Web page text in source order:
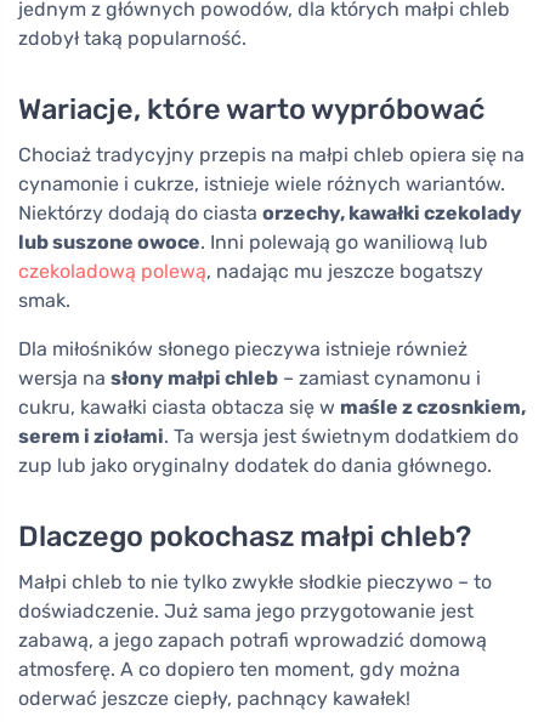
jednym z głównych powodów, dla których małpi chleb
zdobył taką popularność.
Wariacje, które warto wypróbować
Chociaż tradycyjny przepis na małpi chleb opiera się na
cynamonie i cukrze, istnieje wiele różnych wariantów.
Niektórzy dodają do ciasta orzechy, kawałki czekolady
lub suszone owoce. Inni polewają go waniliową lub
czekoladową polewą, nadając mu jeszcze bogatszy
smak.
Dla miłośników słonego pieczywa istnieje również
wersja na słony małpi chleb – zamiast cynamonu i
cukru, kawałki ciasta obtacza się w maśle z czosnkiem,
serem i ziołami. Ta wersja jest świetnym dodatkiem do
zup lub jako oryginalny dodatek do dania głównego.
Dlaczego pokochasz małpi chleb?
Małpi chleb to nie tylko zwykłe słodkie pieczywo – to
doświadczenie. Już sama jego przygotowanie jest
zabawą, a jego zapach potrafi wprowadzić domową
atmosferę. A co dopiero ten moment, gdy można
oderwać jeszcze ciepły, pachnący kawałek!